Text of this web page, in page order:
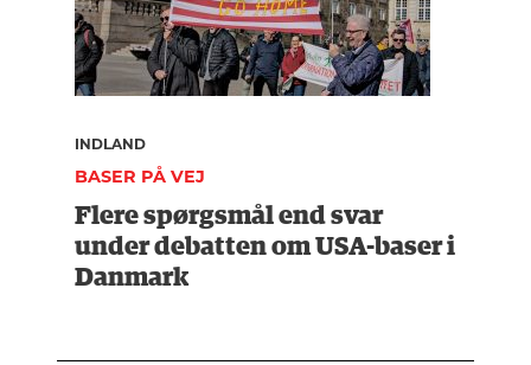
INDLAND
BASER PÅ VEJ
Flere spørgsmål end svar
under debatten om USA-baser i
Danmark